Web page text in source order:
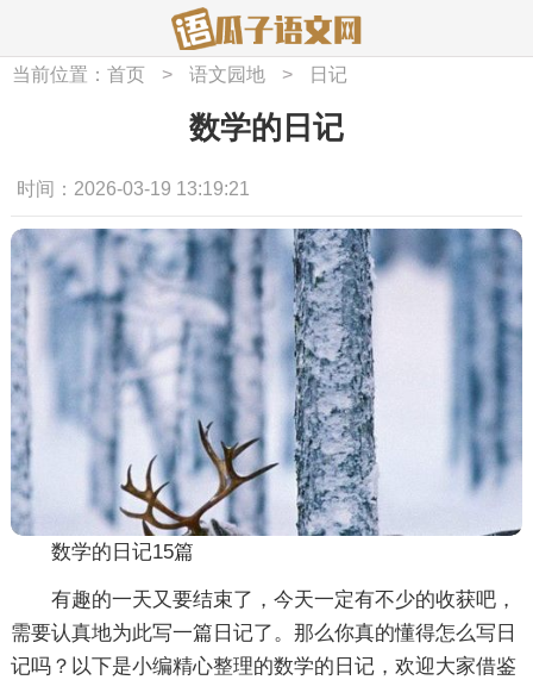
当前位置： 首页 > 语文园地 > 日记
数学的日记
时间：2026-03-19 13:19:21
数学的日记15篇
有趣的一天又要结束了，今天一定有不少的收获吧，
需要认真地为此写一篇日记了。那么你真的懂得怎么写日
记吗？以下是小编精心整理的数学的日记，欢迎大家借鉴